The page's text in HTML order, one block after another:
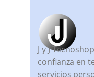
J y J
confianza en
servicios